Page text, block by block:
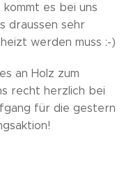
es bei uns
draussen sehr
werden muss :-)
an Holz zum
recht herzlich bei
für die gestern